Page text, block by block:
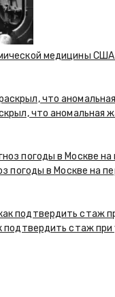
медицины
что аномальная
погоды в Москве на
подтвердить стаж